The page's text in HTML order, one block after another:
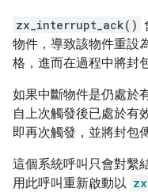
zx_interrupt_ack()
物件，導致該物件重設
格，進而在過程中將封
如果中斷物件是仍處於
自上次觸發後已處於有
即再次觸發，並將封包
這個系統呼叫只會對繫
用此呼叫重新啟動以